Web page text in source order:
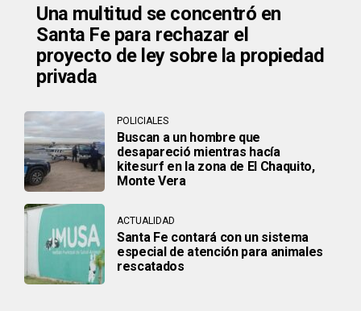
Una multitud se concentró en
Santa Fe para rechazar el
proyecto de ley sobre la propiedad
privada
POLICIALES
Buscan a un hombre que
desapareció mientras hacía
kitesurf en la zona de El Chaquito,
Monte Vera
ACTUALIDAD
Santa Fe contará con un sistema
especial de atención para animales
rescatados